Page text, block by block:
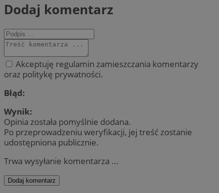
Dodaj komentarz
Akceptuję regulamin zamieszczania komentarzy
oraz politykę prywatności.
Błąd:
Wynik:
Opinia została pomyślnie dodana.
Po przeprowadzeniu weryfikacji, jej treść zostanie
udostępniona publicznie.
Trwa wysyłanie komentarza ...
Dodaj komentarz